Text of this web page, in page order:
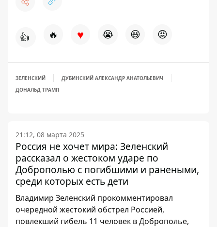
👍 🔥 ♥ 😭 😆 😡
ЗЕЛЕНСКИЙ
ДУБИНСКИЙ АЛЕКСАНДР АНАТОЛЬЕВИЧ
ДОНАЛЬД ТРАМП
21:12, 08 марта 2025
Россия не хочет мира: Зеленский
рассказал о жестоком ударе по
Доброполью с погибшими и ранеными,
среди которых есть дети
Владимир Зеленский прокомментировал
очередной жестокий обстрел Россией,
повлекший гибель 11 человек в Доброполье,